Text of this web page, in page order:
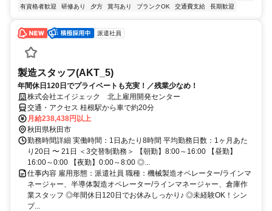
有資格者歓迎
研修あり 夕方 賞与あり ブランクOK 交通費支給 長期歓迎
派遣社員
製造スタッフ(AKT_5)
年間休日120日でプライベートも充実！／残業少なめ！
株式会社エイジェック 北上雇用開発センター
交通・アクセス 桂根駅から車で約20分
月給238,438円以上
秋田県秋田市
勤務時間詳細 実働時間：1日あたり8時間 平均勤務日数：1ヶ月あた
り20日 〜 21日 ＜3交替制勤務＞ 【朝勤】8:00～16:00 【昼勤】
16:00～0:00 【夜勤】0:00～8:00 ◎...
仕事内容 雇用形態：派遣社員 職種：機械製造オペレーター/ラインマ
ネージャー、半導体製造オペレーター/ラインマネージャー、倉庫作
業スタッフ ◎年間休日120日でお休みしっかり♪ ◎未経験OK！シン
プ...